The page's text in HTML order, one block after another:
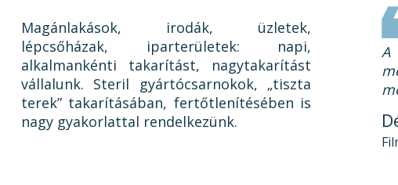
Magánlakások, irodák, üzletek,
lépcsőházak, iparterületek: napi,
alkalmankénti takarítást, nagytakarítást
vállalunk. Steril gyártócsarnokok, „tiszta
terek” takarításában, fertőtlenítésében is
nagy gyakorlattal rendelkezünk.
A